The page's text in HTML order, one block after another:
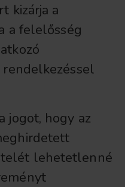
kizárja a
a felelősség
jogot, hogy az
lehetetlenné